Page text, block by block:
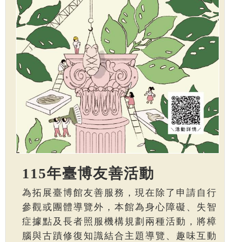
115年臺博友善活動
為拓展臺博館友善服務，現在除了申請自行
參觀或團體導覽外，本館為身心障礙、失智
症據點及長者照服機構規劃兩種活動，將樟
腦與古蹟修復知識結合主題導覽、趣味互動